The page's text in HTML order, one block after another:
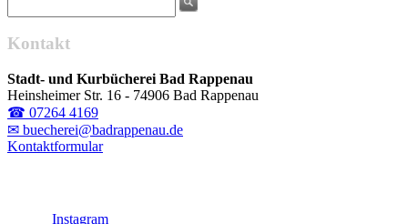
Kontakt
Stadt- und Kurbücherei Bad Rappenau
Heinsheimer Str. 16 - 74906 Bad Rappenau
☎ 07264 4169
✉ buecherei@badrappenau.de
Kontaktformular
Instagram